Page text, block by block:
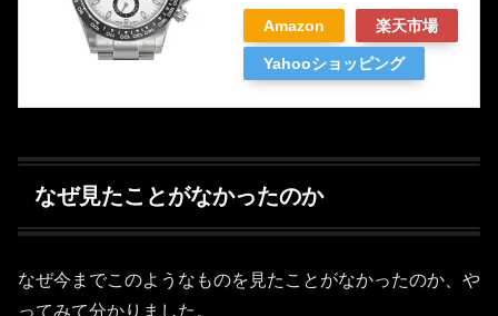
Amazon 楽天市場
Yahooショッピング
なぜ見たことがなかったのか
なぜ今までこのようなものを見たことがなかったのか、や
ってみて分かりました。